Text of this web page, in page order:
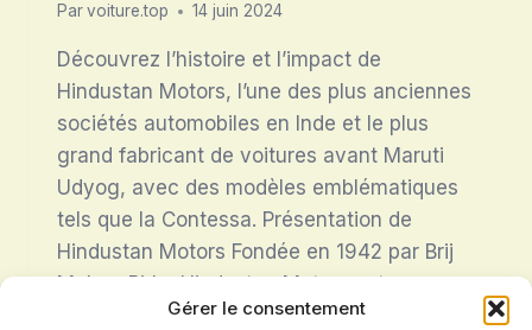
Gérer le consentement
Parvoiture.top 14 juin 2024
Découvrez l’histoire et l’impact de
Hindustan Motors, l’une des plus anciennes
sociétés automobiles en Inde et le plus
grand fabricant de voitures avant Maruti
Udyog, avec des modèles emblématiques
tels que la Contessa. Présentation de
Hindustan Motors Fondée en 1942 par Brij
Mohan Birla, Hindustan Motors est une
figure emblématique de l’industrie